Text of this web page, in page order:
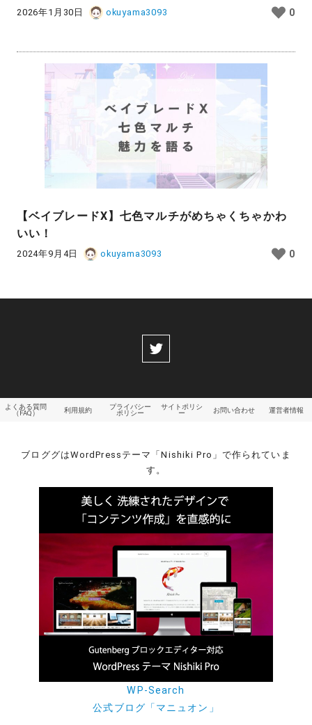
2026年1月30日 okuyama3093 0
【ベイブレードX】七色マルチがめちゃくちゃかわ
いい！
2024年9月4日 okuyama3093 0
よくある質問
（FAQ）
利用規約
プライバシー
ポリシー
サイトポリシ
ー
お問い合わせ 運営者情報
ブロググはWordPressテーマ「Nishiki Pro」で作られていま
す。
WP-Search
公式ブログ「マニュオン」